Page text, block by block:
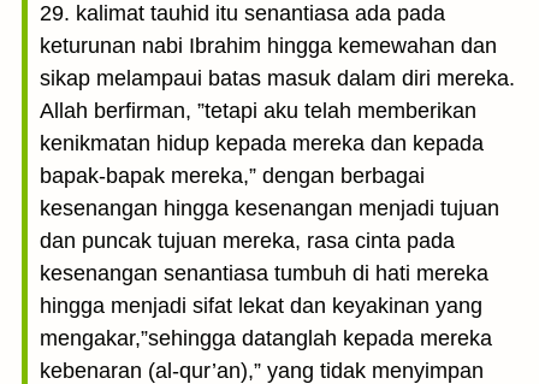
29. kalimat tauhid itu senantiasa ada pada
keturunan nabi Ibrahim hingga kemewahan dan
sikap melampaui batas masuk dalam diri mereka.
Allah berfirman, ”tetapi aku telah memberikan
kenikmatan hidup kepada mereka dan kepada
bapak-bapak mereka,” dengan berbagai
kesenangan hingga kesenangan menjadi tujuan
dan puncak tujuan mereka, rasa cinta pada
kesenangan senantiasa tumbuh di hati mereka
hingga menjadi sifat lekat dan keyakinan yang
mengakar,”sehingga datanglah kepada mereka
kebenaran (al-qur’an),” yang tidak menyimpan